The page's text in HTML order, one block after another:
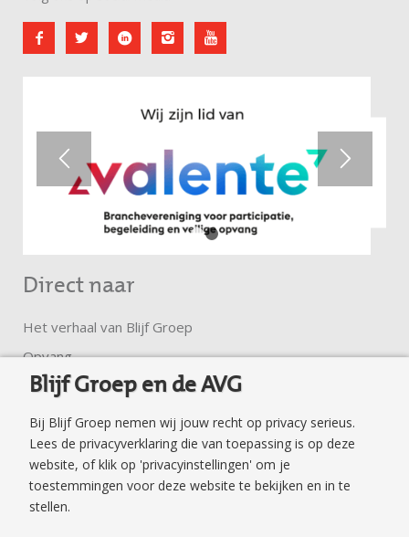
Direct naar
Het verhaal van Blijf Groep
Opvang
Ambulante hulp
Trainingen en groepen
Klachtenregeling
Privacyverklaring
Veilig surfen en mailen
Blijf Groep en de AVG
Bij Blijf Groep nemen wij jouw recht op privacy serieus.
Lees de privacyverklaring die van toepassing is op deze
website, of klik op 'privacyinstellingen' om je
toestemmingen voor deze website te bekijken en in te
stellen.